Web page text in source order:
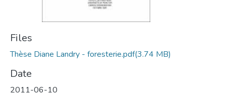
Files
Thèse Diane Landry - foresterie.pdf(3.74 MB)
Date
2011-06-10